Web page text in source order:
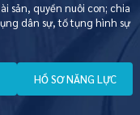
sản, quyền nuôi con; chia
dân sự, tố tụng hình sự
HỒ SƠ NĂNG LỰC